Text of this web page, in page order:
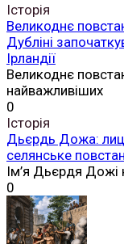
Історія
Великоднє
Дубліні
Ірландії
Великоднє
найважливіших
0
Історія
Дьєрдь Дожа:
селянське
Ім’я Дьєрдя Дожі
0